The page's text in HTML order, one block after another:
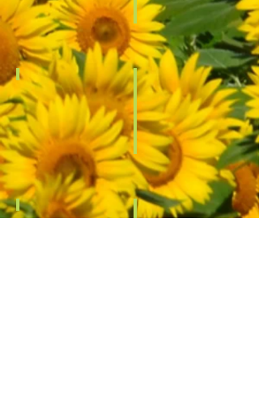
区
区・
島
区
文
京
区
江南ブロック
世
田
谷
区・
黒
区
谷
区
江東ブロック
江
戸
川
区・
江
区
墨
田
区
城東ブロック
足
立
区・
葛